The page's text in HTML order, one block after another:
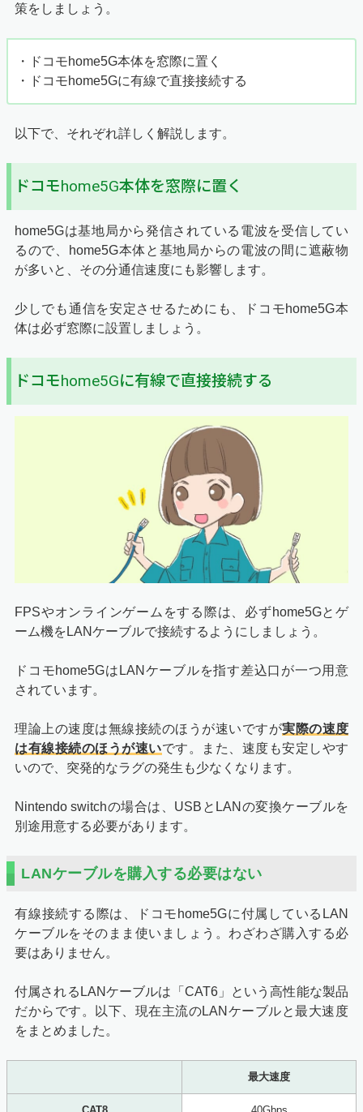
策をしましょう。
・ドコモhome5G本体を窓際に置く
・ドコモhome5Gに有線で直接接続する
以下で、それぞれ詳しく解説します。
ドコモhome5G本体を窓際に置く
home5Gは基地局から発信されている電波を受信してい
るので、home5G本体と基地局からの電波の間に遮蔽物
が多いと、その分通信速度にも影響します。
少しでも通信を安定させるためにも、ドコモhome5G本
体は必ず窓際に設置しましょう。
ドコモhome5Gに有線で直接接続する
FPSやオンラインゲームをする際は、必ずhome5Gとゲ
ーム機をLANケーブルで接続するようにしましょう。
ドコモhome5GはLANケーブルを指す差込口が一つ用意
されています。
理論上の速度は無線接続のほうが速いですが実際の速度
は有線接続のほうが速いです。また、速度も安定しやす
いので、突発的なラグの発生も少なくなります。
Nintendo switchの場合は、USBとLANの変換ケーブルを
別途用意する必要があります。
LANケーブルを購入する必要はない
有線接続する際は、ドコモhome5Gに付属しているLAN
ケーブルをそのまま使いましょう。わざわざ購入する必
要はありません。
付属されるLANケーブルは「CAT6」という高性能な製品
だからです。以下、現在主流のLANケーブルと最大速度
をまとめました。
最大速度